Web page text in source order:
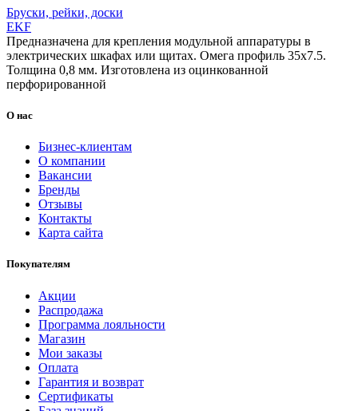
Бруски, рейки, доски
EKF
Предназначена для крепления модульной аппаратуры в
электрических шкафах или щитах. Омега профиль 35х7.5.
Толщина 0,8 мм. Изготовлена из оцинкованной
перфорированной
О нас
Бизнес-клиентам
О компании
Вакансии
Бренды
Отзывы
Контакты
Карта сайта
Покупателям
Акции
Распродажа
Программа лояльности
Магазин
Мои заказы
Оплата
Гарантия и возврат
Сертификаты